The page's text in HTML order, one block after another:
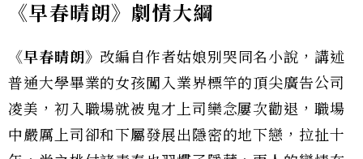
《早春晴朗》劇情大綱
《早春晴朗》 改編自作者姑娘別哭同名小說，講述
普通大學畢業的女孩闖入業界標竿的頂尖廣告公司
凌美，初入職場就被鬼才上司欒念屢次勸退，職場
中嚴厲上司卻和下屬發展出隱密的地下戀，拉扯十